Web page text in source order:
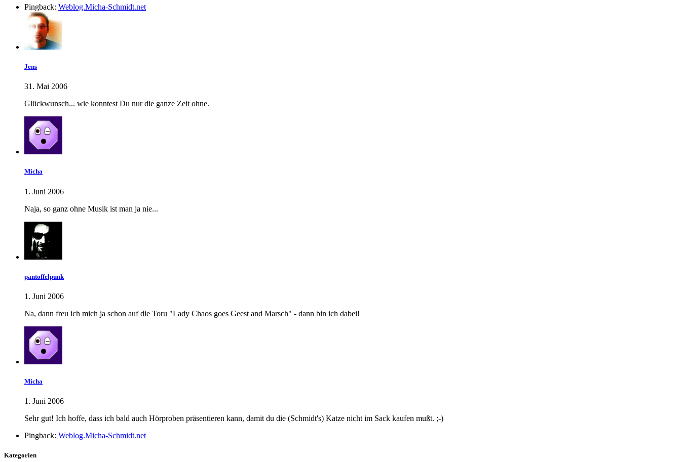
Pingback: Weblog.Micha-Schmidt.net
Jens
31. Mai 2006
Glückwunsch... wie konntest Du nur die ganze Zeit ohne.
Micha
1. Juni 2006
Naja, so ganz ohne Musik ist man ja nie...
pantoffelpunk
1. Juni 2006
Na, dann freu ich mich ja schon auf die Toru "Lady Chaos goes Geest and Marsch" - dann bin ich dabei!
Micha
1. Juni 2006
Sehr gut! Ich hoffe, dass ich bald auch Hörproben präsentieren kann, damit du die (Schmidt's) Katze nicht im Sack kaufen mußt. ;-)
Pingback: Weblog.Micha-Schmidt.net
Kategorien